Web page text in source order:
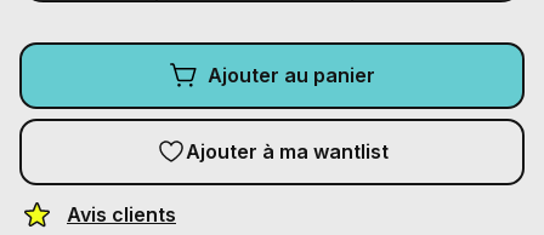
Ajouter au panier
Ajouter à ma wantlist
Avis clients